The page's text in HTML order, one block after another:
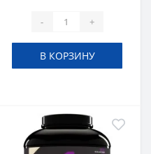
- +
В КОРЗИНУ